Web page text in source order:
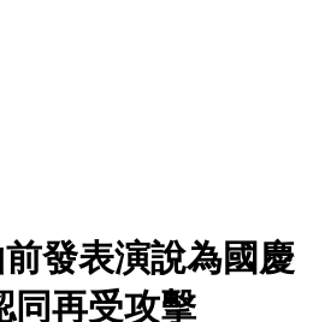
發表演說為國慶
同再受攻擊